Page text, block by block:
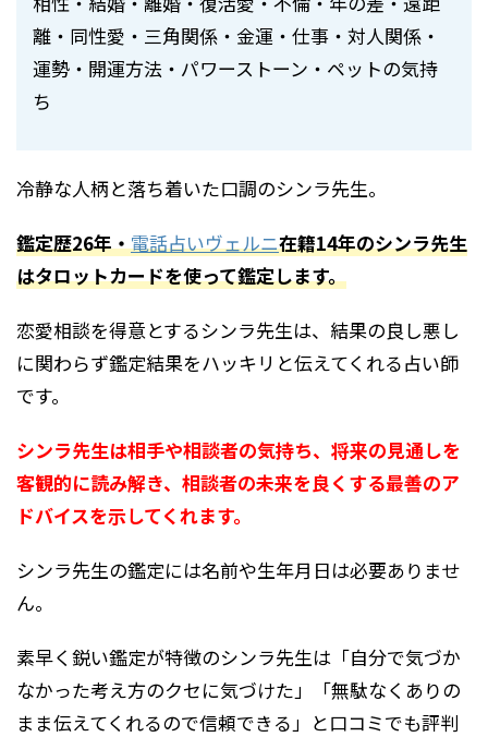
離・同性愛・三角関係・金運・仕事・対人関係・
運勢・開運方法・パワーストーン・ペットの気持
ち
冷静な人柄と落ち着いた口調のシンラ先生。
鑑定歴26年・電話占いヴェルニ在籍14年のシンラ先生
はタロットカードを使って鑑定します。
恋愛相談を得意とするシンラ先生は、結果の良し悪し
に関わらず鑑定結果をハッキリと伝えてくれる占い師
です。
シンラ先生は相手や相談者の気持ち、将来の見通しを
客観的に読み解き、相談者の未来を良くする最善のア
ドバイスを示してくれます。
シンラ先生の鑑定には名前や生年月日は必要ありませ
ん。
素早く鋭い鑑定が特徴のシンラ先生は「自分で気づか
なかった考え方のクセに気づけた」「無駄なくありの
まま伝えてくれるので信頼できる」と口コミでも評判